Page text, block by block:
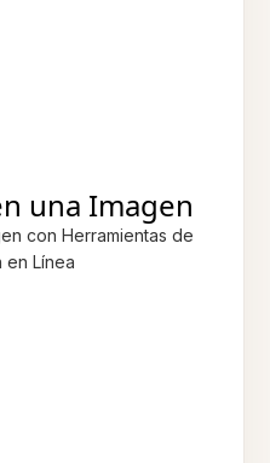
una Imagen
con Herramientas de
en Línea